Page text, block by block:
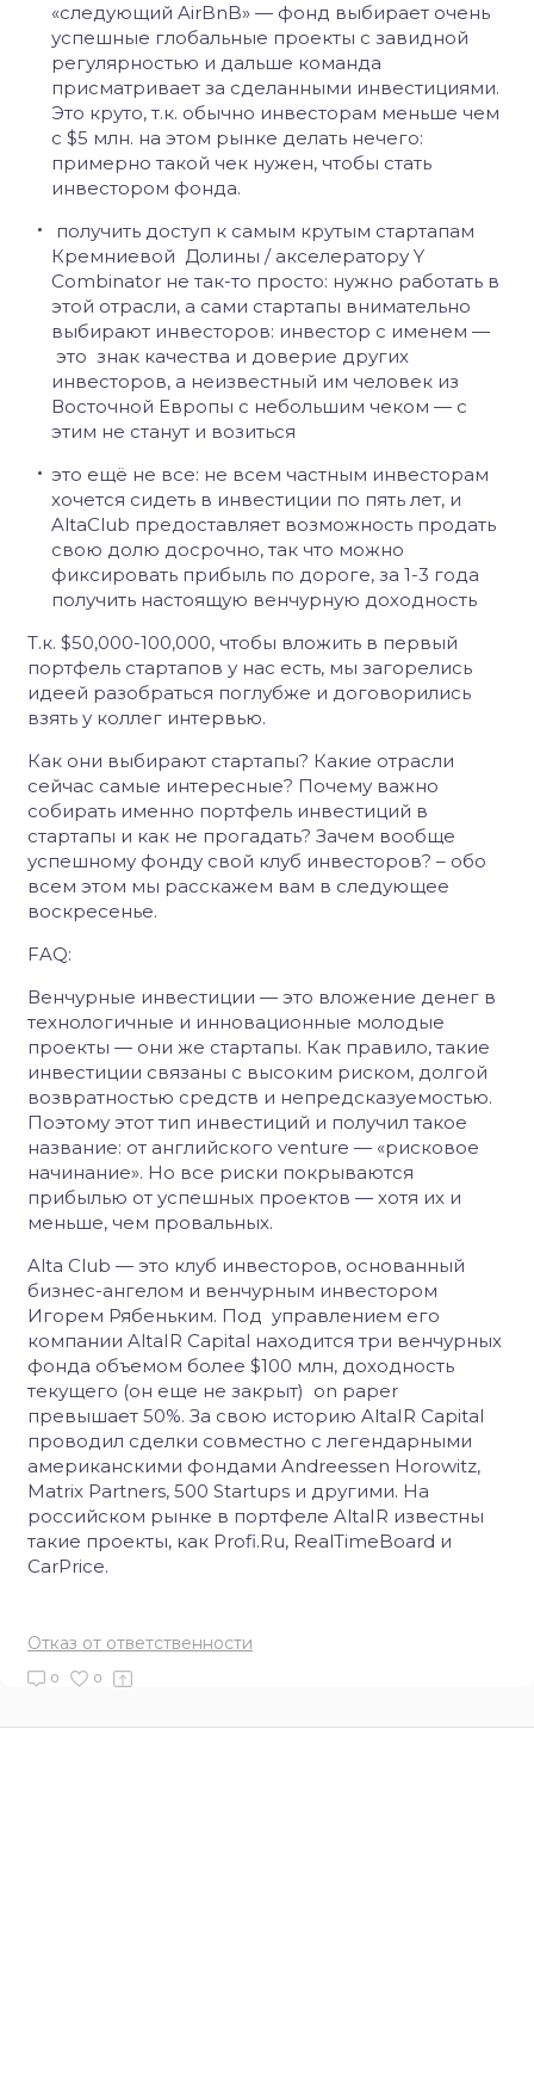
«следующий AirBnB» — фонд выбирает очень
успешные глобальные проекты с завидной
регулярностью и дальше команда
присматривает за сделанными инвестициями.
Это круто, т.к. обычно инвесторам меньше чем
с $5 млн. на этом рынке делать нечего:
примерно такой чек нужен, чтобы стать
инвестором фонда.
получить доступ к самым крутым стартапам
Кремниевой Долины / акселератору Y
Combinator не так-то просто: нужно работать в
этой отрасли, а сами стартапы внимательно
выбирают инвесторов: инвестор с именем —
это знак качества и доверие других
инвесторов, а неизвестный им человек из
Восточной Европы с небольшим чеком — с
этим не станут и возиться
это ещё не все: не всем частным инвесторам
хочется сидеть в инвестиции по пять лет, и
AltaClub предоставляет возможность продать
свою долю досрочно, так что можно
фиксировать прибыль по дороге, за 1-3 года
получить настоящую венчурную доходность
Т.к. $50,000-100,000, чтобы вложить в первый
портфель стартапов у нас есть, мы загорелись
идеей разобраться поглубже и договорились
взять у коллег интервью.
Как они выбирают стартапы? Какие отрасли
сейчас самые интересные? Почему важно
собирать именно портфель инвестиций в
стартапы и как не прогадать? Зачем вообще
успешному фонду свой клуб инвесторов? – обо
всем этом мы расскажем вам в следующее
воскресенье.
FAQ:
Венчурные инвестиции — это вложение денег в
технологичные и инновационные молодые
проекты — они же стартапы. Как правило, такие
инвестиции связаны с высоким риском, долгой
возвратностью средств и непредсказуемостью.
Поэтому этот тип инвестиций и получил такое
название: от английского venture — «рисковое
начинание». Но все риски покрываются
прибылью от успешных проектов — хотя их и
меньше, чем провальных.
Alta Club — это клуб инвесторов, основанный
бизнес-ангелом и венчурным инвестором
Игорем Рябеньким. Под управлением его
компании AltaIR Capital находится три венчурных
фонда объемом более $100 млн, доходность
текущего (он еще не закрыт) on paper
превышает 50%. За свою историю AltaIR Capital
проводил сделки совместно с легендарными
американскими фондами Andreessen Horowitz,
Matrix Partners, 500 Startups и другими. На
российском рынке в портфеле AltaIR известны
такие проекты, как Profi.Ru, RealTimeBoard и
CarPrice.
Отказ от ответственности
0 0